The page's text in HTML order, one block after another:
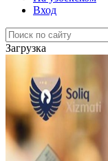
Вход
Загрузка